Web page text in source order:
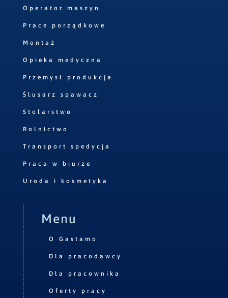
Operator maszyn
Prace porządkowe
Montaż
Opieka medyczna
Przemysł produkcja
Ślusarz spawacz
Stolarstwo
Rolnictwo
Transport spedycja
Praca w biurze
Uroda i kosmetyka
Menu
O Gastamo
Dla pracodawcy
Dla pracownika
Oferty pracy